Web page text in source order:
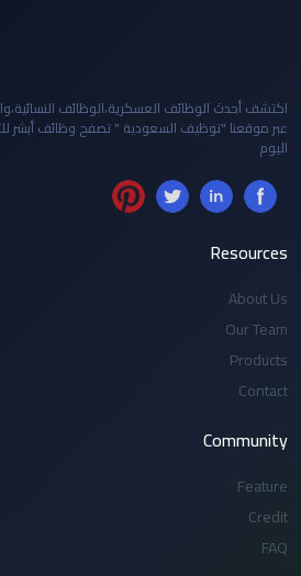
اكتشف أحدث الوظائف العسكرية،الوظائف
عبر موقعنا "توظيف السعودية " تصفح وظائف
اليوم
Resources
About Us
Our Team
Products
Contact
Community
Feature
Credit
FAQ